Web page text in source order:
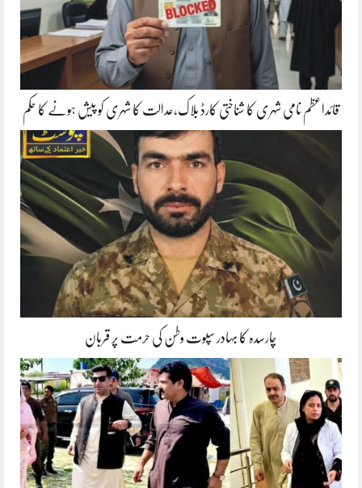
قائداعظم نامی شہری کا شناختی کارڈ بلاک،عدالت کا شہری کو پیش ہونے کا حکم
چارسدہ کا بہادر سپوت وطن کی حرمت پر قربان